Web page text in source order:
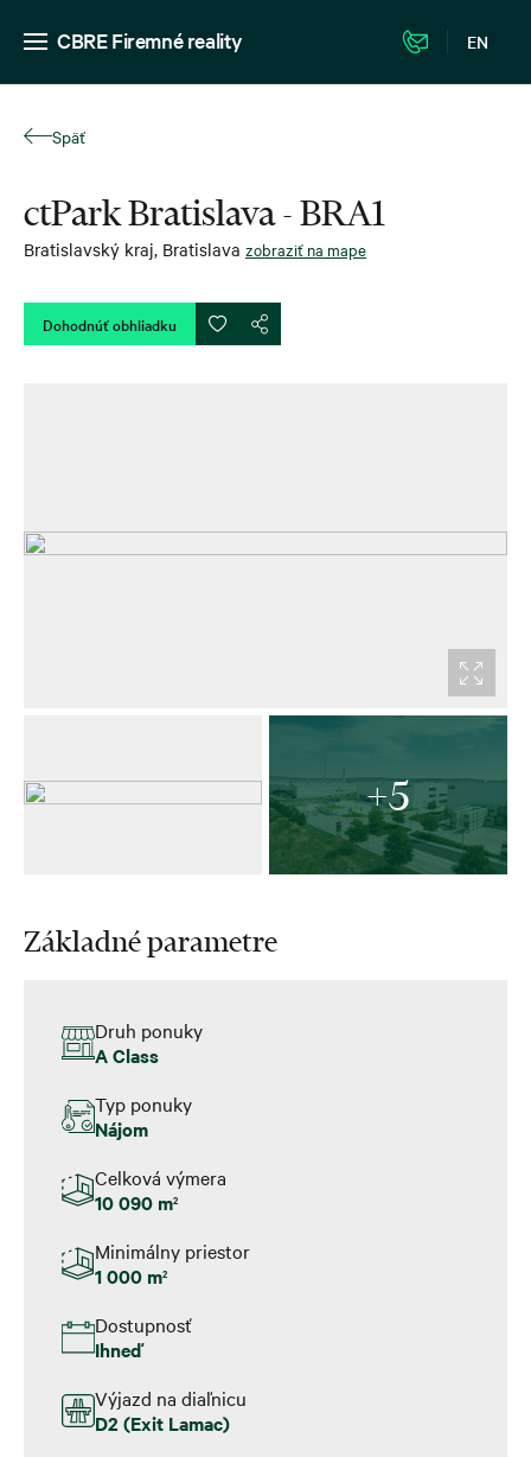
CBRE Firemné reality EN
Späť
ctPark Bratislava - BRA1
Bratislavský kraj, Bratislava zobraziť na mape
Dohodnúť obhliadku
+5
Základné parametre
Druh ponuky
A Class
Typ ponuky
Nájom
Celková výmera
10 090 m2
Minimálny priestor
1 000 m2
Dostupnosť
Ihneď
Výjazd na diaľnicu
D2 (Exit Lamac)